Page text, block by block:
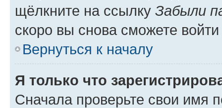
щёлкните на ссылку Забыли
скоро вы снова сможете
Вернуться к началу
Я только что
Сначала проверьте свои имя